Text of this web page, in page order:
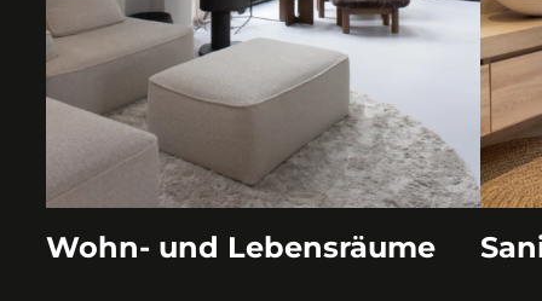
Wohn- und Lebensräume